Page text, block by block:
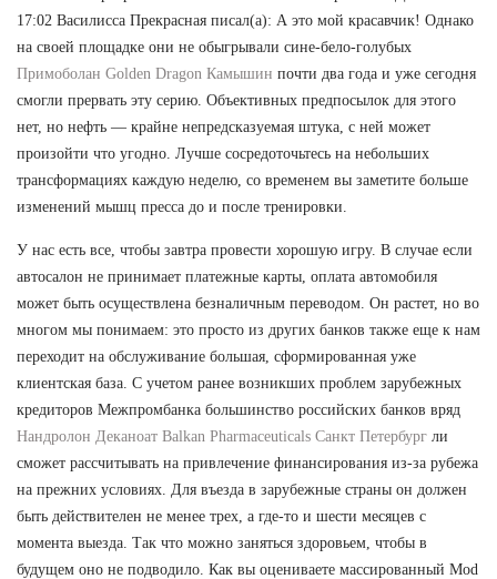
17:02 Василисса Прекрасная писал(а): А это мой красавчик! Однако
на своей площадке они не обыгрывали сине-бело-голубых
Примоболан Golden Dragon Камышин почти два года и уже сегодня
смогли прервать эту серию. Объективных предпосылок для этого
нет, но нефть — крайне непредсказуемая штука, с ней может
произойти что угодно. Лучше сосредоточьтесь на небольших
трансформациях каждую неделю, со временем вы заметите больше
изменений мышц пресса до и после тренировки.
У нас есть все, чтобы завтра провести хорошую игру. В случае если
автосалон не принимает платежные карты, оплата автомобиля
может быть осуществлена безналичным переводом. Он растет, но во
многом мы понимаем: это просто из других банков также еще к нам
переходит на обслуживание большая, сформированная уже
клиентская база. С учетом ранее возникших проблем зарубежных
кредиторов Межпромбанка большинство российских банков вряд
Нандролон Деканоат Balkan Pharmaceuticals Санкт Петербург ли
сможет рассчитывать на привлечение финансирования из-за рубежа
на прежних условиях. Для въезда в зарубежные страны он должен
быть действителен не менее трех, а где-то и шести месяцев с
момента выезда. Так что можно заняться здоровьем, чтобы в
будущем оно не подводило. Как вы оцениваете массированный Mod